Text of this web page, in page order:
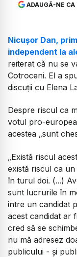
ADAUGĂ-NE CA
Nicușor Dan,
independent la
reiterat că nu se
Cotroceni. El a
discuții cu Elena
Despre riscul ca
votul pro-
acestea „sunt
„Există riscul
există riscul ca
în turul doi. (...)
sunt lucrurile în
intre un candidat
acest candidat ar
cred să se
nu mă adresez
publicului - și